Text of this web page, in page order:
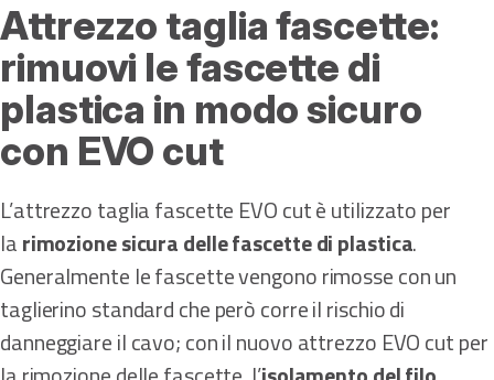
Attrezzo taglia fascette:
rimuovi le fascette di
plastica in modo sicuro
con EVO cut
L’attrezzo taglia fascette EVO cut è utilizzato per
larimozione sicura delle fascette di plastica.
Generalmente le fascette vengono rimosse con un
taglierino standard che però corre il rischio di
danneggiare il cavo; con il nuovo attrezzo EVO cut per